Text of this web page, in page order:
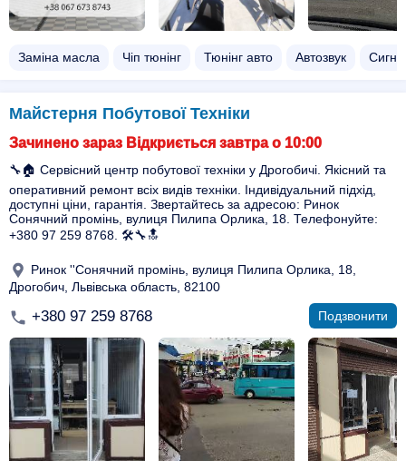
Заміна масла Чіп тюнінг Тюнінг авто Автозвук
Майстерня Побутової Техніки
Зачинено зараз Відкриється завтра о 10:00
🔧🏠 Сервісний центр побутової техніки у Дрогобичі. Якісний та
оперативний ремонт всіх видів техніки. Індивідуальний підхід,
доступні ціни, гарантія. Звертайтесь за адресою: Ринок
Сонячний промінь, вулиця Пилипа Орлика, 18. Телефонуйте:
+380 97 259 8768. 🛠️🔧🔝
Ринок ''Сонячний промінь, вулиця Пилипа Орлика, 18,
Дрогобич, Львівська область, 82100
+380 97 259 8768 Подзвонити